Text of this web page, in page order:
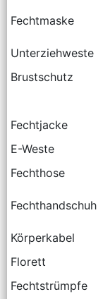
Fechtmaske
Unterziehweste
Brustschutz
Fechtjacke
E-Weste
Fechthose
Fechthandschuh
Körperkabel
Florett
Fechtstrümpfe